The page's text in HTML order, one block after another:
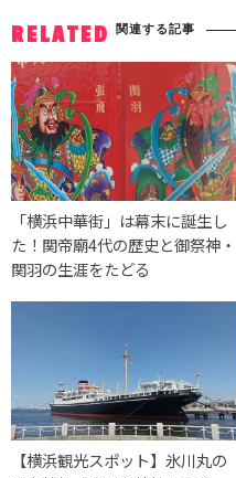
RELATED 関連する記事
「横浜中華街」は幕末に誕生し
た！関帝廟4代の歴史と御祭神・
関羽の生涯をたどる
【横浜観光スポット】氷川丸の